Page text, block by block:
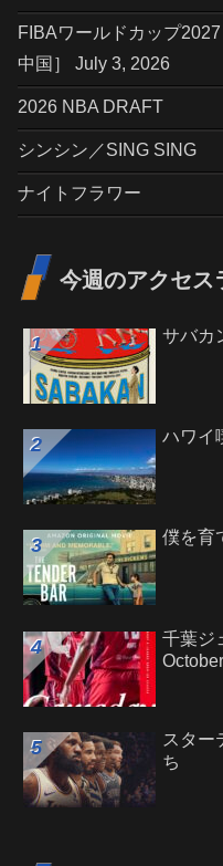
FIBAワールドカップ
中国］ July 3, 2026
2026 NBA DRAFT
シンシン／SING SING
ナイトフラワー
今週のアクセス
サバカ
ハワイ
僕を育
千葉ジ
スター
ち